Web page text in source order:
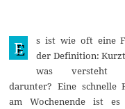
E
s ist wie oft eine
der Definition:
was versteht
darunter? Eine schnelle
am Wochenende ist